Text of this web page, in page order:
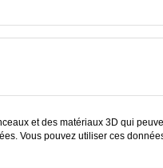
et des matériaux 3D qui
Vous pouvez utiliser ces